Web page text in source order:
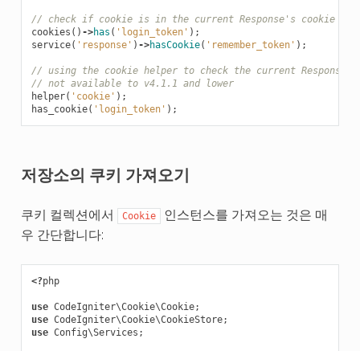
// check if cookie is in the current Response's cookie
cookies () ->has ( 'login_token' );
service( 'response' ) ->hasCookie( 'remember_token' );
// using the cookie helper to check the current Response
// not available to v4.1.1 and lower
helper( 'cookie' );
has_cookie( 'login_token' );
저장소의 쿠키 가져오기
쿠키 컬렉션에서 Cookie
인스턴스를 가져오는 것은 매
우 간단합니다:
<?php
use CodeIgniter\Cookie\Cookie;
use CodeIgniter\Cookie\CookieStore;
use Config\Services ;